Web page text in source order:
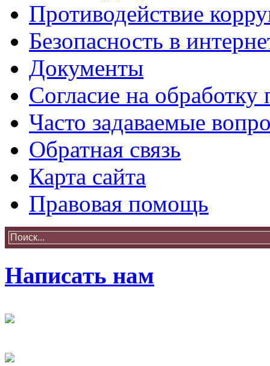
Противодействие
Безопасность в
Документы
Согласие на
Часто задаваемые
Обратная связь
Карта сайта
Правовая помощь
Написать нам